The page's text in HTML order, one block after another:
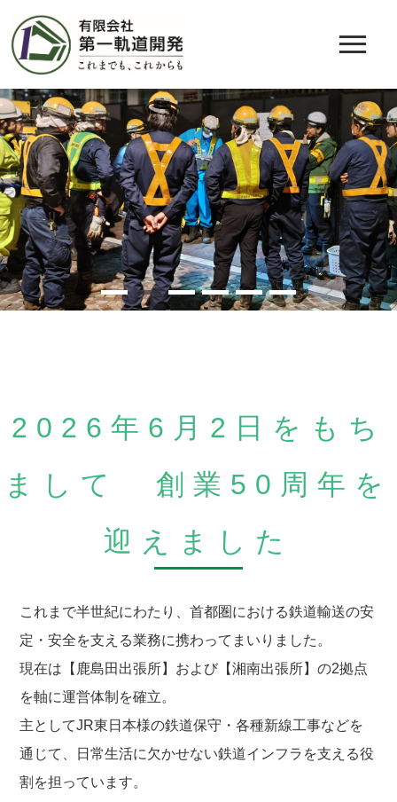
2026年6月2日をもち
まして 創業50周年を
迎えました
これまで半世紀にわたり、首都圏における鉄道輸送の安
定・安全を支える業務に携わってまいりました。
現在は【鹿島田出張所】および【湘南出張所】の2拠点
を軸に運営体制を確立。
主としてJR東日本様の鉄道保守・各種新線工事などを
通じて、日常生活に欠かせない鉄道インフラを支える役
割を担っています。